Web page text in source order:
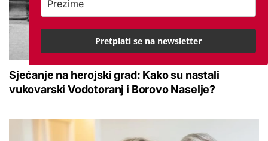
Sjećanje na herojski grad: Kako su nastali
vukovarski Vodotoranj i Borovo Naselje?
Pretplati se na newsletter